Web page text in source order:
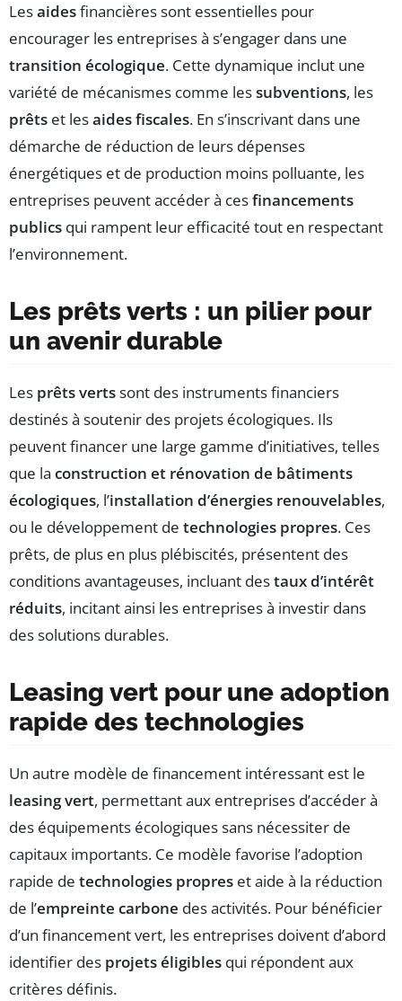
Lesaidesfinancières sont essentielles pour
encourager les entreprises à s’engager dans une
transition écologique. Cette dynamique inclut une
variété de mécanismes comme lessubventions, les
prêts et lesaides fiscales. En s’inscrivant dans une
démarche de réduction de leurs dépenses
énergétiques et de production moins polluante, les
entreprises peuvent accéder à cesfinancements
publics qui rampent leur efficacité tout en respectant
l’environnement.
Les prêts verts : un pilier pour
un avenir durable
Les prêts vertssont des instruments financiers
destinés à soutenir des projets écologiques. Ils
peuvent financer une large gamme d’initiatives, telles
que la construction et rénovation de bâtiments
écologiques, l’installation d’énergies renouvelables,
ou le développement de technologies propres. Ces
prêts, de plus en plus plébiscités, présentent des
conditions avantageuses, incluant destaux d’intérêt
réduits, incitant ainsi les entreprises à investir dans
des solutions durables.
Leasing vert pour une adoption
rapide des technologies
Un autre modèle de financement intéressant est le
leasing vert, permettant aux entreprises d’accéder à
des équipements écologiques sans nécessiter de
capitaux importants. Ce modèle favorise l’adoption
rapide de technologies propres et aide à la réduction
de l’empreinte carbone des activités. Pour bénéficier
d’un financement vert, les entreprises doivent d’abord
identifier des projets éligibles qui répondent aux
critères définis.